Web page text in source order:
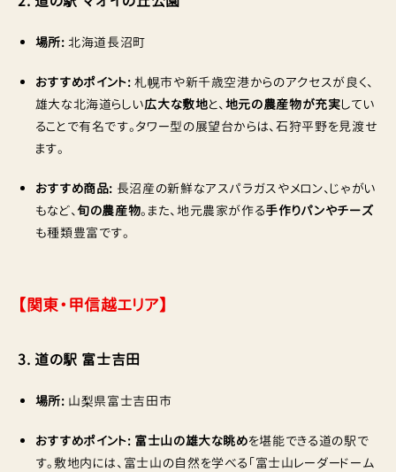
場所: 北海道長沼町
おすすめポイント: 札幌市や新千歳空港からのアクセスが良く、
雄大な北海道らしい広大な敷地と、 地元の農産物が充実してい
ることで有名です。タワー型の展望台からは、石狩平野を見渡せ
ます。
おすすめ商品: 長沼産の新鮮なアスパラガスやメロン、じゃがい
もなど、旬の農産物。また、地元農家が作る手作りパンやチーズ
も種類豊富です。
【関東・甲信越エリア】
3. 道の駅 富士吉田
場所: 山梨県富士吉田市
おすすめポイント: 富士山の雄大な眺めを堪能できる道の駅で
す。敷地内には、富士山の自然を学べる「富士山レーダードーム